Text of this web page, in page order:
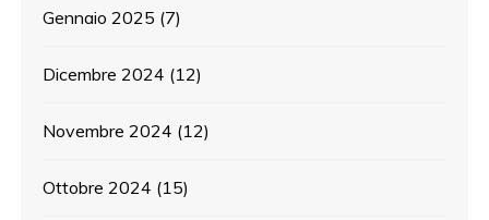
Gennaio 2025 (7)
Dicembre 2024 (12)
Novembre 2024 (12)
Ottobre 2024 (15)